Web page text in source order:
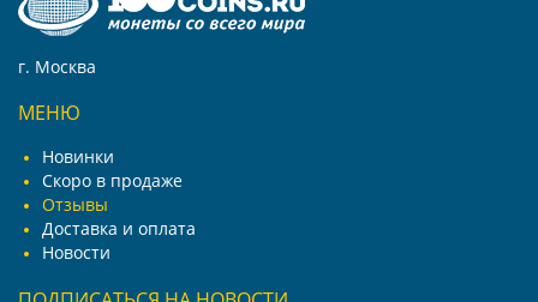
г. Москва
МЕНЮ
Новинки
Скоро в продаже
Отзывы
Доставка и оплата
Новости